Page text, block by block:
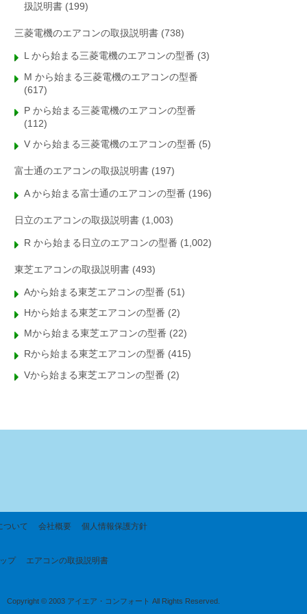
扱説明書 (199)
三菱電機のエアコンの取扱説明書 (738)
L から始まる三菱電機のエアコンの型番 (3)
M から始まる三菱電機のエアコンの型番
(617)
P から始まる三菱電機のエアコンの型番
(112)
V から始まる三菱電機のエアコンの型番 (5)
富士通のエアコンの取扱説明書 (197)
A から始まる富士通のエアコンの型番 (196)
日立のエアコンの取扱説明書 (1,003)
R から始まる日立のエアコンの型番 (1,002)
東芝エアコンの取扱説明書 (493)
Aから始まる東芝エアコンの型番 (51)
Hから始まる東芝エアコンの型番 (2)
Mから始まる東芝エアコンの型番 (22)
Rから始まる東芝エアコンの型番 (415)
Vから始まる東芝エアコンの型番 (2)
ついて 会社概要 個人情報保護方針
プ エアコンの取扱説明書
Copyright © 2003 アイエア・コンフォート All Rights Reserved.